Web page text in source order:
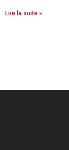
Lire la suite »